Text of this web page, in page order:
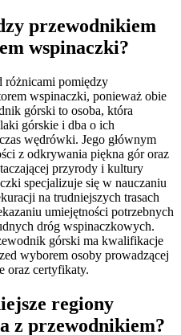
przewodnikiem
wspinaczki?
różnicami pomiędzy
wspinaczki, ponieważ obie
górski to osoba, która
górskie i dba o ich
wędrówki. Jego głównym
z odkrywania piękna gór oraz
przyrody i kultury
specjalizuje się w nauczaniu
na trudniejszych trasach
umiejętności potrzebnych
dróg wspinaczkowych.
górski ma kwalifikacje
wyborem osoby prowadzącej
oraz certyfikaty.
regiony
z przewodnikiem?